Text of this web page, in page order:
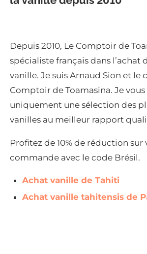
Depuis 2010, Le Comptoir de
spécialiste français dans l’achat
vanille. Je suis Arnaud Sion et le
Comptoir de Toamasina. Je
uniquement une sélection des
vanilles au meilleur rapport
Profitez de 10% de réduction
commande avec le code Brésil.
Achat vanille de Tahiti
Achat vanille tahitensis de